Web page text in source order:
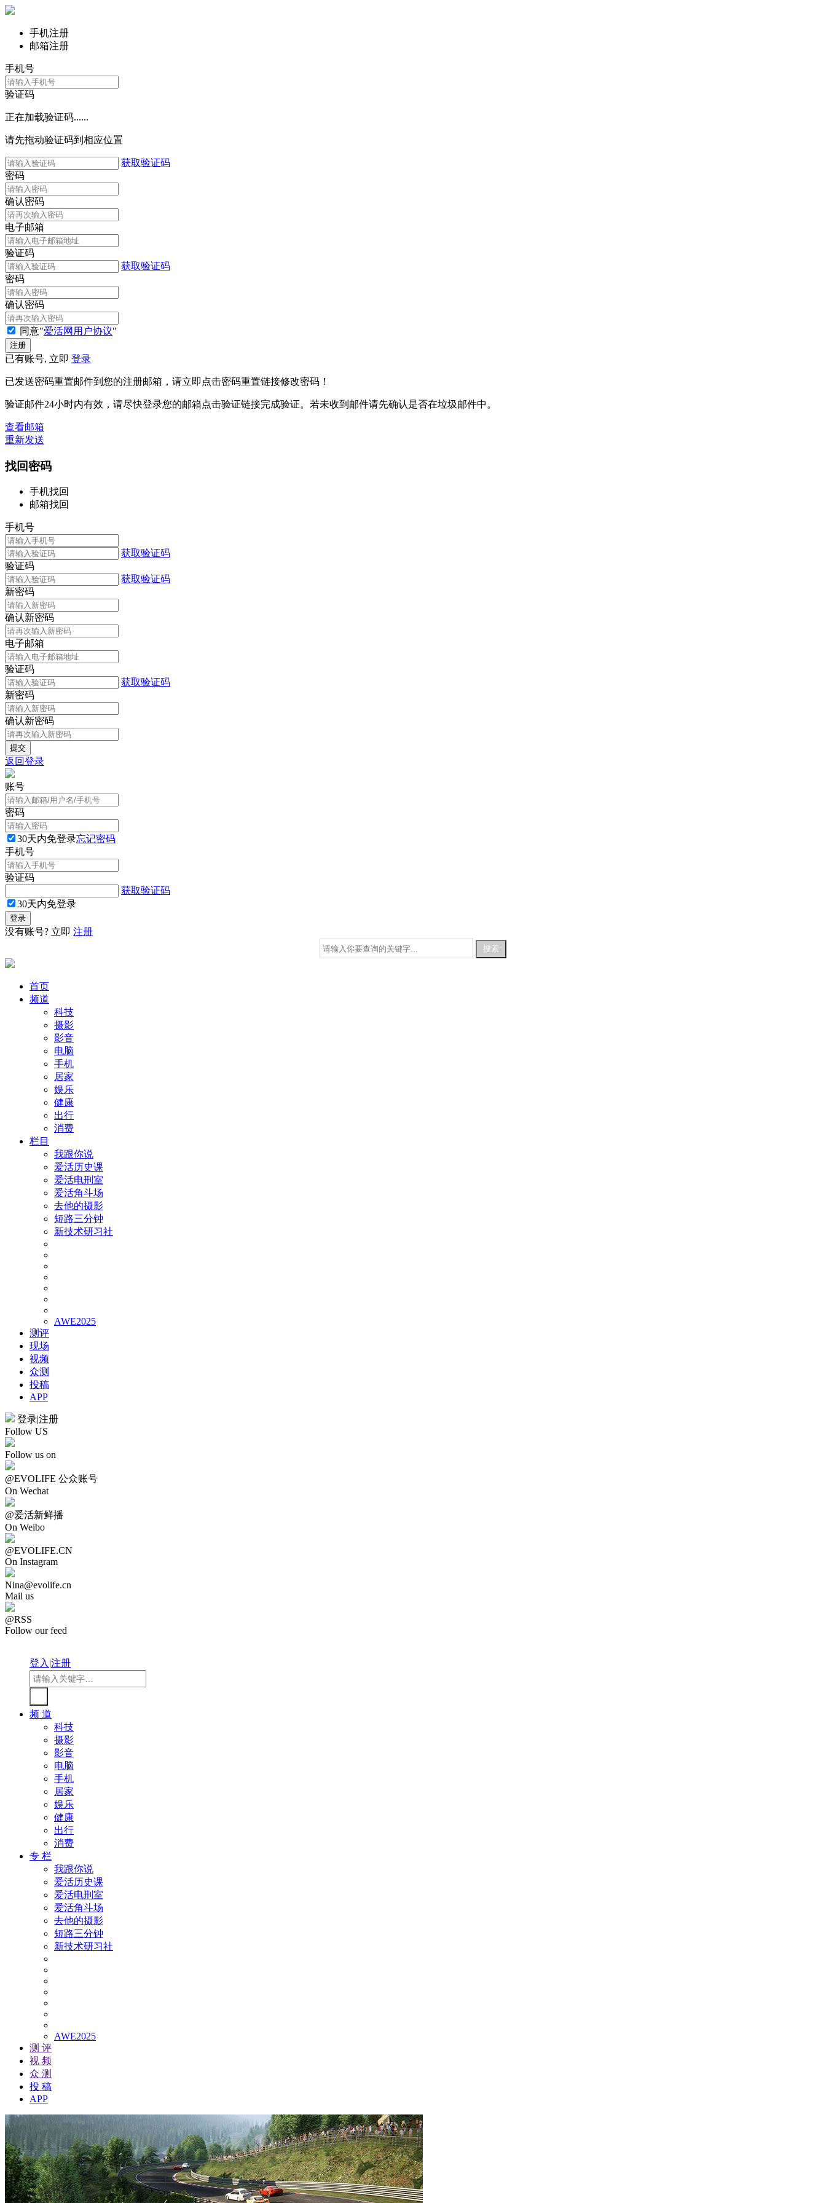
手机注册
邮箱注册
手机号
验证码
正在加载验证码......
请先拖动验证码到相应位置
获取验证码
密码
确认密码
电子邮箱
验证码
获取验证码
密码
确认密码
同意"爱活网用户协议"
已有账号, 立即 登录
已发送密码重置邮件到您的注册邮箱，请立即点击密码重置链接修改密码！
验证邮件24小时内有效，请尽快登录您的邮箱点击验证链接完成验证。若未收到邮件请先确认是否在垃圾邮件中。
查看邮箱
重新发送
找回密码
手机找回
邮箱找回
手机号
获取验证码
验证码
获取验证码
新密码
确认新密码
电子邮箱
验证码
获取验证码
新密码
确认新密码
返回登录
账号
密码
30天内免登录忘记密码
手机号
验证码
获取验证码
30天内免登录
没有账号? 立即 注册
首页
频道
科技
摄影
影音
电脑
手机
居家
娱乐
健康
出行
消费
栏目
我跟你说
爱活历史课
爱活电刑室
爱活角斗场
去他的摄影
短路三分钟
新技术研习社
AWE2025
测评
现场
视频
众测
投稿
APP
登录|注册
Follow US
Follow us on
@EVOLIFE 公众账号
On Wechat
@爱活新鲜播
On Weibo
@EVOLIFE.CN
On Instagram
Nina@evolife.cn
Mail us
@RSS
Follow our feed
登入|注册
频 道
科技
摄影
影音
电脑
手机
居家
娱乐
健康
出行
消费
专 栏
我跟你说
爱活历史课
爱活电刑室
爱活角斗场
去他的摄影
短路三分钟
新技术研习社
AWE2025
测 评
视 频
众 测
投 稿
APP